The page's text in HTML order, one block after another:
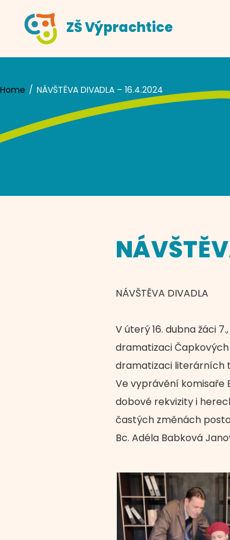
content
ZŠ Výprachtice
Home NÁVŠTĚVA DIVADLA – 16.4.2024
NÁVŠTĚVA DIVADLA
V úterý 16. dubna žáci
dramatizaci Čapkových
dramatizaci literárních
Ve vyprávění komisaře
dobové rekvizity i
častých změnách
Bc. Adéla Babková